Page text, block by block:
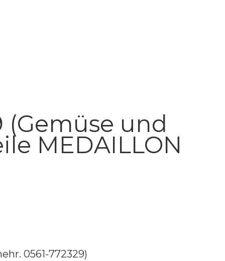
und
MEDAILLON
0561-772329)